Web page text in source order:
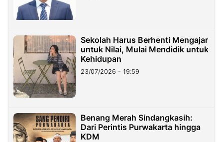
Sekolah Harus Berhenti Mengajar
untuk Nilai, Mulai Mendidik untuk
Kehidupan
23/07/2026 - 19:59
Benang Merah Sindangkasih:
Dari Perintis Purwakarta hingga
KDM